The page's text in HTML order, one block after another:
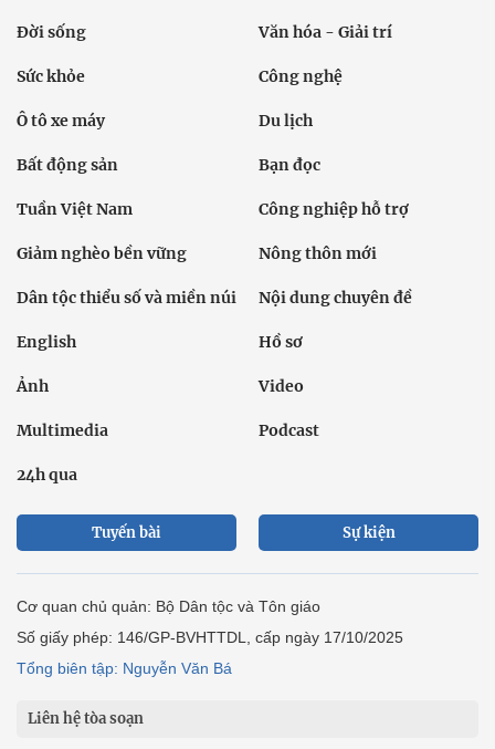
Đời sống Văn hóa - Giải trí
Sức khỏe Công nghệ
Ô tô xe máy Du lịch
Bất động sản Bạn đọc
Tuần Việt Nam Công nghiệp hỗ trợ
Giảm nghèo bền vững Nông thôn mới
Dân tộc thiểu số và miền núi Nội dung chuyên đề
English Hồ sơ
Ảnh Video
Multimedia Podcast
24h qua
Tuyến bài Sự kiện
Cơ quan chủ quản: Bộ Dân tộc và Tôn giáo
Số giấy phép: 146/GP-BVHTTDL, cấp ngày 17/10/2025
Tổng biên tập: Nguyễn Văn Bá
Liên hệ tòa soạn